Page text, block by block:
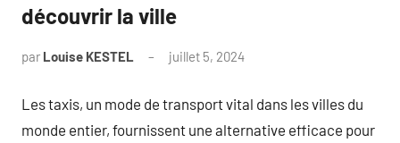
découvrir la ville
par Louise KESTEL juillet 5, 2024
Les taxis, un mode de transport vital dans les villes du
monde entier, fournissent une alternative efficace pour